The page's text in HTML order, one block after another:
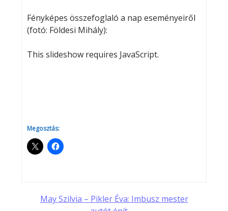
Fényképes összefoglaló a nap eseményeiről
(fotó: Földesi Mihály):
This slideshow requires JavaScript.
Megosztás:
Post
May Szilvia – Pikler Éva: Imbusz mester